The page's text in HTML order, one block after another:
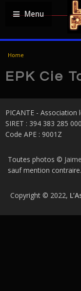
Menu
YOU ARE HERE
Home
EPK Cie
PICANTE - Association
SIRET : 394 383 285
Code APE : 9001Z
Toutes photos ©
sauf mention contraire.
Copyright © 2022,